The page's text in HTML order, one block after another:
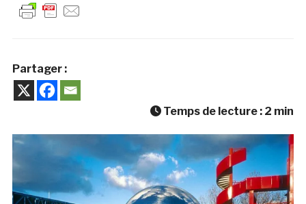
Partager :
Temps de lecture : 2 min